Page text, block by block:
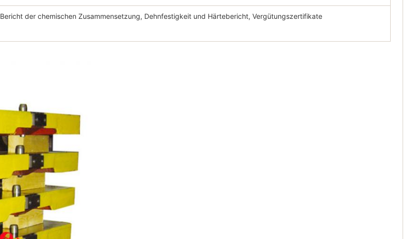
Bericht der chemischen Zusammensetzung, Dehnfestigkeit und Härtebericht, Vergütungszertifikate